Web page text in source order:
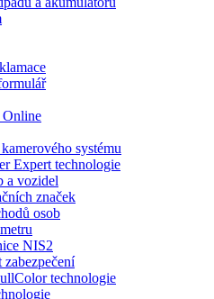
Online
systému
Expert technologie
a vozidel
značek
osob
NIS2
technologie